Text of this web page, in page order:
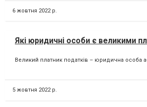
6 жовтня 2022 р.
Які юридичні особи є великими
Великий платник податків – юридична особа
5 жовтня 2022 р.